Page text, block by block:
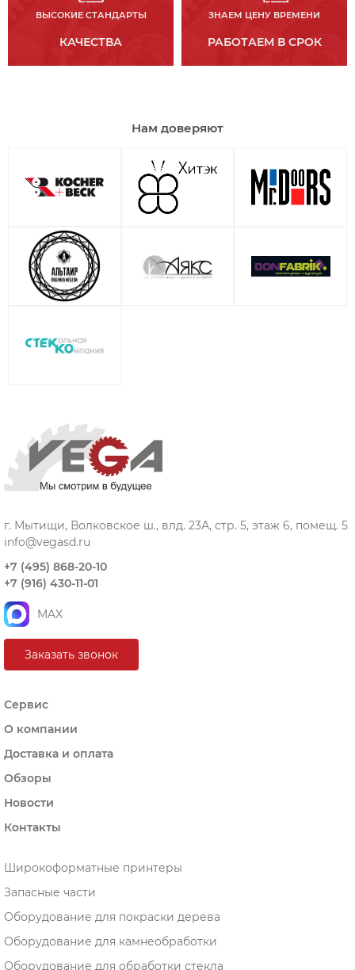
ВЫСОКИЕ СТАНДАРТЫ
КАЧЕСТВА
ЗНАЕМ ЦЕНУ ВРЕМЕНИ
РАБОТАЕМ В СРОК
Нам доверяют
г. Мытищи, Волковское ш., влд. 23А, стр. 5, этаж 6, помещ. 5
info@vegasd.ru
+7 (495) 868-20-10
+7 (916) 430-11-01
MAX
Заказать звонок
Сервис
О компании
Доставка и оплата
Обзоры
Новости
Контакты
Широкоформатные принтеры
Запасные части
Оборудование для покраски дерева
Оборудование для камнеобработки
Оборудование для обработки стекла